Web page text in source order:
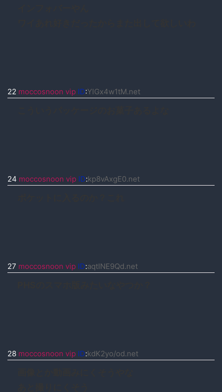
22 moccosnoon vip ID:YlGx4w1tM.net
24 moccosnoon vip ID:kp8vAxgE0.net
27 moccosnoon vip ID:aqtINE9Qd.net
28 moccosnoon vip ID:kdK2yo/od.net